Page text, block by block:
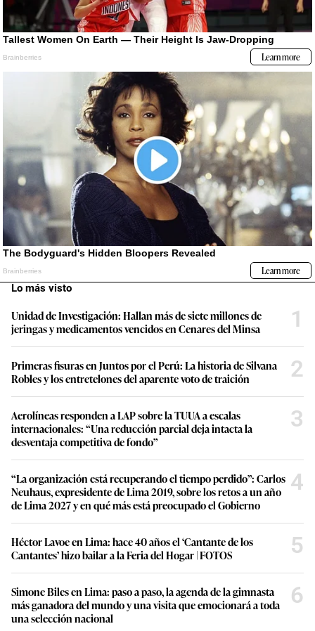
Lo más visto
Unidad de Investigación: Hallan más de siete millones de
jeringas y medicamentos vencidos en Cenares del Minsa
1
Primeras fisuras en Juntos por el Perú: La historia de Silvana
Robles y los entretelones del aparente voto de traición
2
Aerolíneas responden a LAP sobre la TUUA a escalas
internacionales: “Una reducción parcial deja intacta la
desventaja competitiva de fondo”
3
“La organización está recuperando el tiempo perdido”: Carlos
Neuhaus, expresidente de Lima 2019, sobre los retos a un año
de Lima 2027 y en qué más está preocupado el Gobierno
4
Héctor Lavoe en Lima: hace 40 años el ‘Cantante de los
Cantantes’ hizo bailar a la Feria del Hogar | FOTOS
5
Simone Biles en Lima: paso a paso, la agenda de la gimnasta
más ganadora del mundo y una visita que emocionará a toda
una selección nacional
6